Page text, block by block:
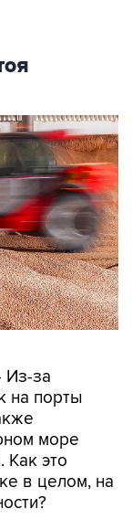
Из-за
на порты
море
Как это
в целом, на